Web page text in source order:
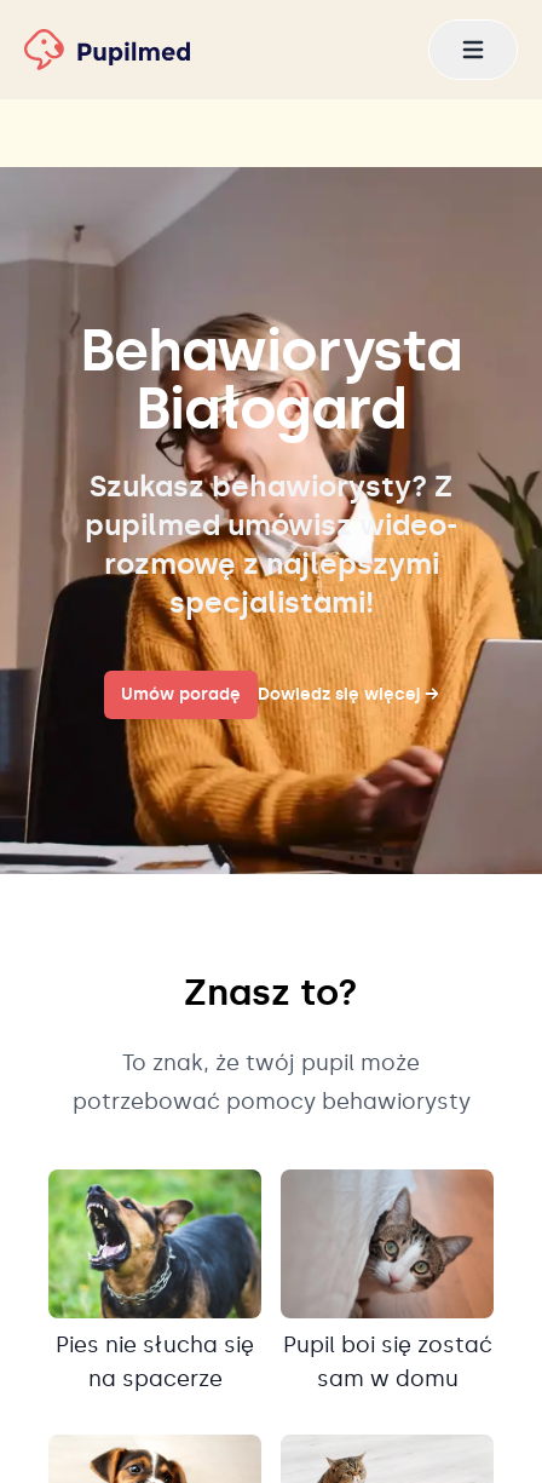
Behawiorysta
Białogard
Szukasz behawiorysty? Z
pupilmed umówisz wideo-
rozmowę z najlepszymi
specjalistami!
Umów poradę Dowiedz się więcej →
Znasz to?
To znak, że twój pupil może
potrzebować pomocy behawiorysty
Pies nie słucha się
na spacerze
Pupil boi się zostać
sam w domu